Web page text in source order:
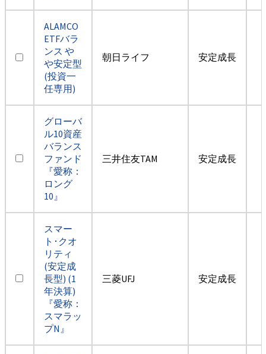
ALAMCO
ETFバラ
ンス や
や安定型
(投資一
任専用)
朝日ライフ 安定成長
グローバ
ル10資産
バランス
ファンド
『愛称：
ロング
10』
三井住友TAM 安定成長
スマー
ト･クオ
リティ
(安定成
長型) (1
年決算)
『愛称：
スマラッ
プN』
三菱UFJ 安定成長